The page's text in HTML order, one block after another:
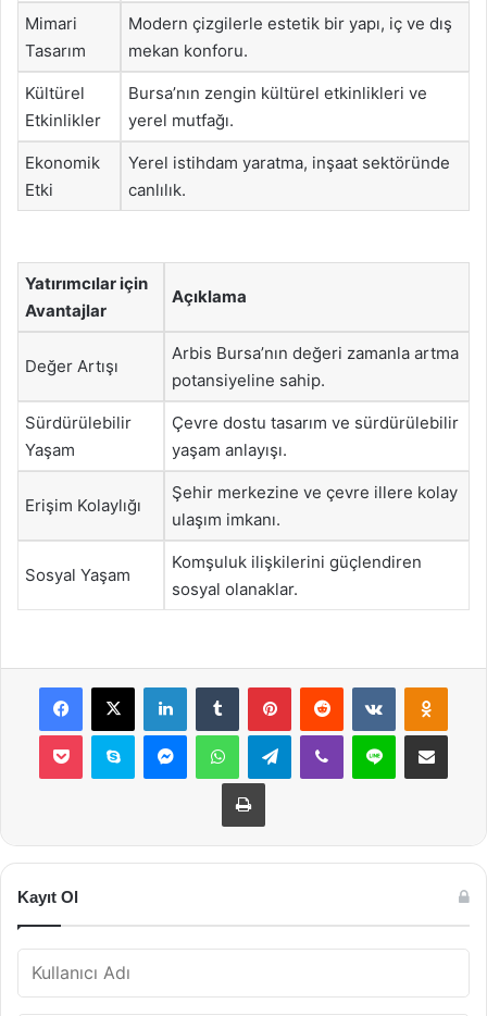
Mimari
Tasarım
Modern çizgilerle estetik bir yapı, iç ve dış
mekan konforu.
Kültürel
Etkinlikler
Bursa’nın zengin kültürel etkinlikleri ve
yerel mutfağı.
Ekonomik
Etki
Yerel istihdam yaratma, inşaat sektöründe
canlılık.
Yatırımcılar için
Avantajlar
Açıklama
Değer Artışı
Arbis Bursa’nın değeri zamanla artma
potansiyeline sahip.
Sürdürülebilir
Yaşam
Çevre dostu tasarım ve sürdürülebilir
yaşam anlayışı.
Erişim Kolaylığı
Şehir merkezine ve çevre illere kolay
ulaşım imkanı.
Sosyal Yaşam
Komşuluk ilişkilerini güçlendiren
sosyal olanaklar.
Facebook
X LinkedInTumblr PinterestReddit VKontakte
Pocket Skype MessengerWhatsAppTelegramViber Line E-Posta ile
Yazdır
Kayıt Ol